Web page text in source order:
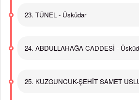
23. TÜNEL - Üsküdar
24. ABDULLAHAĞA CADDESİ -
25. KUZGUNCUK-ŞEHİT SAMET